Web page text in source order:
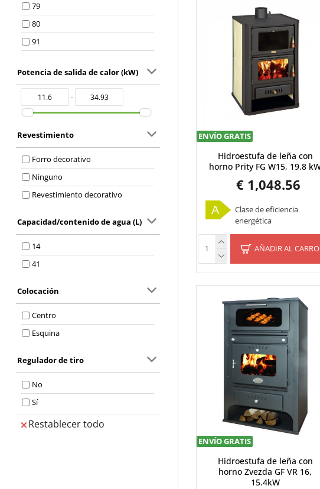
79
80
91
105
110
114
125
130
131
135
140
148
150
160
180
190
192-320
Potencia de salida de calor (kW)
-
Revestimiento
Forro decorativo
Ninguno
Revestimiento decorativo
Capacidad/contenido de agua (L)
14
41
Colocación
Centro
Esquina
Regulador de tiro
No
Sí
Restablecer todo
ENVÍO GRATIS
Hidroestufa de leña con
horno Prity FG W15, 19.8
€ 1,048.56
A
Clase de eficiencia
energética
AÑADIR AL CARRO
ENVÍO GRATIS
Hidroestufa de leña con
horno Zvezda GF VR 16,
15.4kW